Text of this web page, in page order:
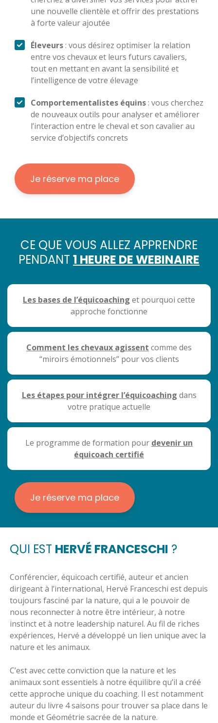
une nouvelle clientèle et offrir des prestations
à forte valeur ajoutée
Éleveurs: vous désirez optimiser la relation
entre vos chevaux et leurs futurs cavaliers,
tout en mettant en avant la sensibilité et
l’intelligence de votre élevage
Comportementalistes équins: vous cherchez
de nouveaux outils pour analyser et améliorer
l’interaction entre le cheval et son cavalier au
service d’objectifs concrets
Je réserve ma place
CE QUE VOUS ALLEZ APPRENDRE
PENDANT 1 HEURE DE WEBINAIRE
Les bases de l’équicoaching et pourquoi cette
approche fonctionne
Comment les chevaux agissent comme des
“miroirs émotionnels” pour vos clients
Les étapes pour intégrer l’équicoaching dans
votre pratique actuelle
Le programme de formation pour devenir un
équicoach certifié
Je réserve ma place
QUI EST HERVÉ FRANCESCHI ?
Conférencier, équicoach certifié, auteur et ancien
dirigeant à l’international, Hervé Franceschi est depuis
toujours fasciné par la nature, qui a le pouvoir de
nous reconnecter à notre être intérieur, à notre
instinct et à notre leadership naturel. Au fil de riches
expériences, Hervé a développé un lien unique avec la
nature et les animaux.
C’est avec cette conviction que la nature et les
animaux sont essentiels à notre équilibre qu’il a créé
cette approche unique du coaching. Il est notamment
auteur du livre 4 saisons pour trouver sa place dans le
monde et Géométrie sacrée de la nature.